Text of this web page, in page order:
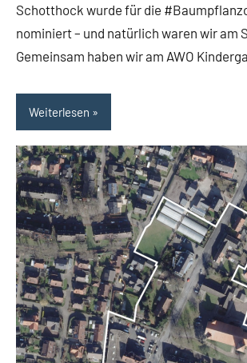
Schotthock wurde für die
nominiert – und natürlich waren wir am
Gemeinsam haben wir am AWO
Weiterlesen